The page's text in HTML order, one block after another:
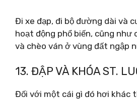
Đi xe đạp, đi bộ đường dài và
hoạt động phổ biến, cũng như
và chèo ván ở vùng đất ngập
13. ĐẬP VÀ KHÓA ST.
Đối với một cái gì đó hơi khác